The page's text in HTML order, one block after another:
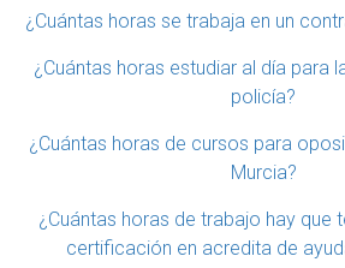
¿Cuántas horas se trabaja en un
¿Cuántas horas estudiar al día para
policía?
¿Cuántas horas de cursos para
Murcia?
¿Cuántas horas de trabajo hay que
certificación en acredita de